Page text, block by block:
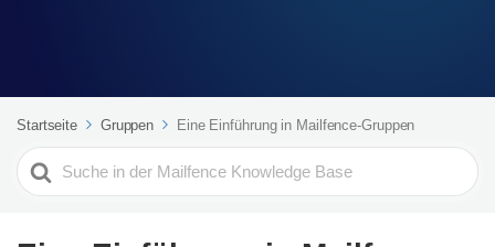
Startseite Gruppen Eine Einführung in Mailfence-Gruppen
Search
For